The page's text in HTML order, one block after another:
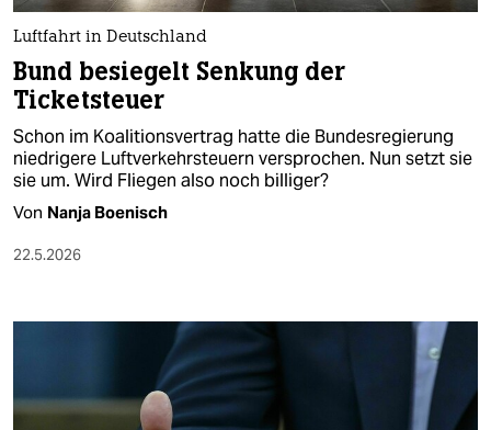
Luftfahrt in Deutschland
Bund besiegelt Senkung der
Ticketsteuer
Schon im Koalitionsvertrag hatte die Bundesregierung
niedrigere Luftverkehrsteuern versprochen. Nun setzt sie
sie um. Wird Fliegen also noch billiger?
Von Nanja Boenisch
22.5.2026